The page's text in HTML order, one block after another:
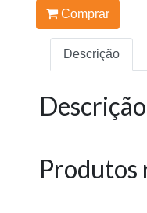
Comprar
Descrição
Descrição
Produtos